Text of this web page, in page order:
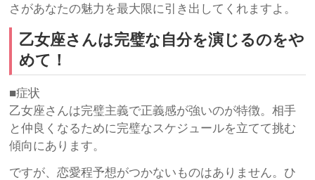
さがあなたの魅力を最大限に引き出してくれますよ。
乙女座さんは完璧な自分を演じるのをや
めて！
■症状
乙女座さんは完璧主義で正義感が強いのが特徴。相手
と仲良くなるために完璧なスケジュールを立てて挑む
傾向にあります。
ですが、恋愛程予想がつかないものはありません。ひ